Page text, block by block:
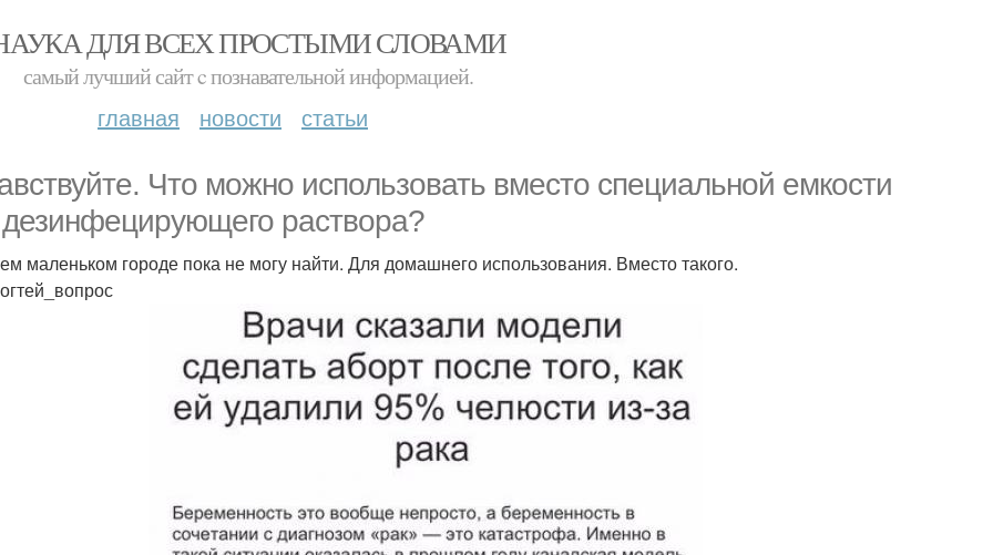
ДЛЯ ВСЕХ ПРОСТЫМИ СЛОВАМИ
самый лучший сайт c познавательной информацией.
главная новости статьи
Что можно использовать вместо специальной емкости
раствора?
маленьком городе пока не могу найти. Для домашнего использования. Вместо такого.